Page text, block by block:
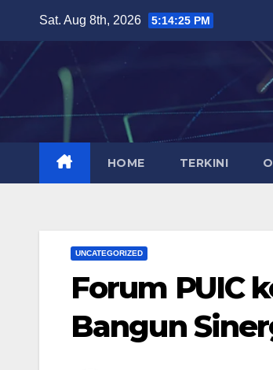
content
Sat. Aug 8th, 2026 5:14:26 PM
HOME TERKINI
UNCATEGORIZED
Forum PUIC
Bangun